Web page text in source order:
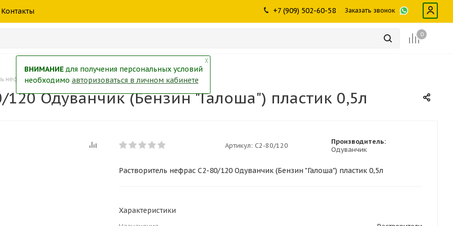
Контакты +7 (909) 502-60-58 Заказать звонок
0
Инструменты
Щетки, скребки,
Лампы
нефрас С2-80/120 Одуванчик (Бензин "Галоша") пластик 0,5л
Одуванчик (Бензин "Галоша") пластик 0,5л
Артикул: С2-80/120
Производитель:
Одуванчик
Растворитель нефрас С2-80/120 Одуванчик (Бензин "Галоша") пластик 0,5л
Характеристики
╳
ВНИМАНИЕдля получения персональных условий
необходимо авторизоваться в личном кабинете